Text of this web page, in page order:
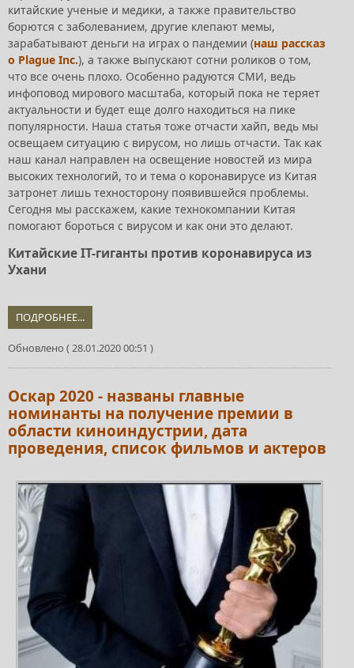
китайские ученые и медики, а также правительство
борются с заболеванием, другие клепают мемы,
зарабатывают деньги на играх о пандемии (наш рассказ
о Plague Inc.), а также выпускают сотни роликов о том,
что все очень плохо. Особенно радуются СМИ, ведь
инфоповод мирового масштаба, который пока не теряет
актуальности и будет еще долго находиться на пике
популярности. Наша статья тоже отчасти хайп, ведь мы
освещаем ситуацию с вирусом, но лишь отчасти. Так как
наш канал направлен на освещение новостей из мира
высоких технологий, то и тема о коронавирусе из Китая
затронет лишь техносторону появившейся проблемы.
Сегодня мы расскажем, какие технокомпании Китая
помогают бороться с вирусом и как они это делают.
Китайские IT-гиганты против коронавируса из
Ухани
ПОДРОБНЕЕ...
Обновлено ( 28.01.2020 00:51 )
Оскар 2020 - названы главные
номинанты на получение премии в
области киноиндустрии, дата
проведения, список фильмов и актеров